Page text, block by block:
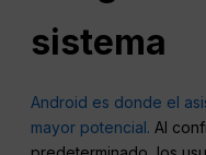
sistema
Android es donde el
mayor potencial.Al